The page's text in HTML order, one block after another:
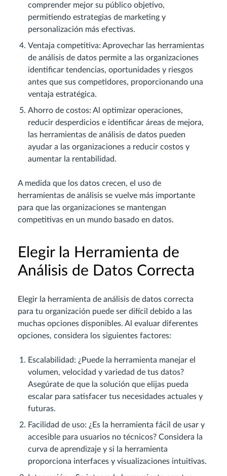
comprender mejor su público objetivo,
permitiendo estrategias de marketing y
personalización más efectivas.
Ventaja competitiva: Aprovechar las herramientas
de análisis de datos permite a las organizaciones
identificar tendencias, oportunidades y riesgos
antes que sus competidores, proporcionando una
ventaja estratégica.
Ahorro de costos: Al optimizar operaciones,
reducir desperdicios e identificar áreas de mejora,
las herramientas de análisis de datos pueden
ayudar a las organizaciones a reducir costos y
aumentar la rentabilidad.
A medida que los datos crecen, el uso de
herramientas de análisis se vuelve más importante
para que las organizaciones se mantengan
competitivas en un mundo basado en datos.
Elegir la Herramienta de
Análisis de Datos Correcta
Elegir la herramienta de análisis de datos correcta
para tu organización puede ser difícil debido a las
muchas opciones disponibles. Al evaluar diferentes
opciones, considera los siguientes factores:
Escalabilidad: ¿Puede la herramienta manejar el
volumen, velocidad y variedad de tus datos?
Asegúrate de que la solución que elijas pueda
escalar para satisfacer tus necesidades actuales y
futuras.
Facilidad de uso: ¿Es la herramienta fácil de usar y
accesible para usuarios no técnicos? Considera la
curva de aprendizaje y si la herramienta
proporciona interfaces y visualizaciones intuitivas.